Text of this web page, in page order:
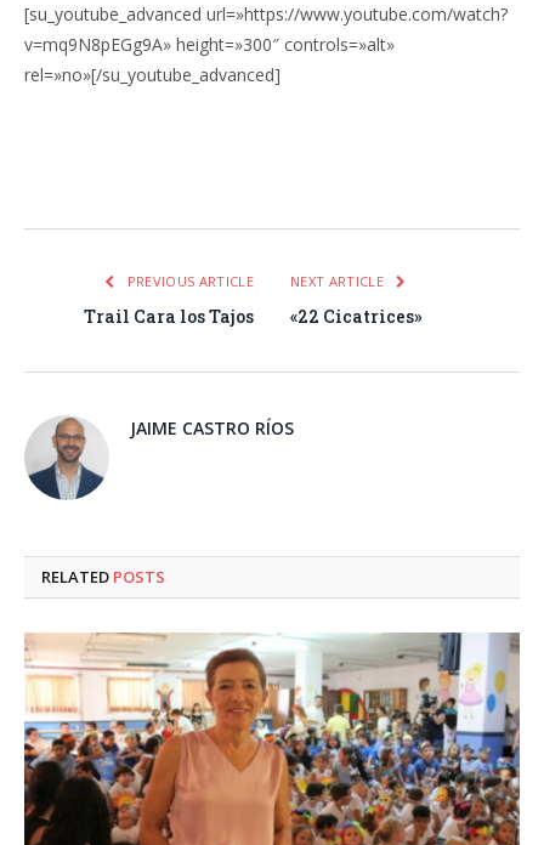
[su_youtube_advanced url=»https://www.youtube.com/watch?
v=mq9N8pEGg9A» height=»300″ controls=»alt»
rel=»no»[/su_youtube_advanced]
PREVIOUS ARTICLE
Trail Cara los Tajos
NEXT ARTICLE
«22 Cicatrices»
JAIME CASTRO RÍOS
RELATED POSTS